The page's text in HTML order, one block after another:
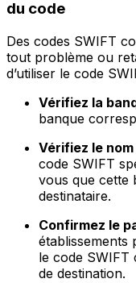
du code
Des codes SWIFT
tout problème ou
d’utiliser le code
Vérifiez la
banque
Vérifiez le nom
code SWIFT
vous que cette
destinataire.
Confirmez le
établissements
le code SWIFT
de destination.